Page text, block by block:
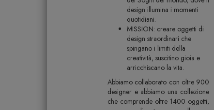
design illumina i momenti
quotidiani.
MISSION: creare oggetti di
design straordinari che
spingano i limiti della
creatività, suscitino gioia e
arricchiscano la vita.
Abbiamo collaborato con oltre 900
designer e abbiamo una collezione
che comprende oltre 1400 oggetti,